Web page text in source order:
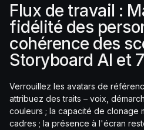
Flux de travail :
fidélité des
cohérence des
Storyboard AI et
Verrouillez les avatars de
attribuez des traits – voix,
couleurs ; la capacité de clonage
cadres ; la présence à l'écran